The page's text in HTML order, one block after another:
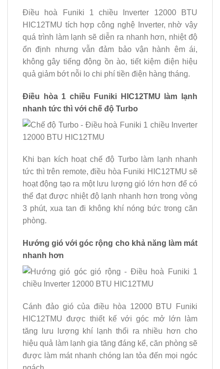
Điều hoà Funiki 1 chiều Inverter 12000 BTU
HIC12TMU tích hợp công nghệ Inverter, nhờ vậy
quá trình làm lạnh sẽ diễn ra nhanh hơn, nhiệt độ
ổn định nhưng vẫn đảm bảo vận hành êm ái,
không gây tiếng động ồn ào, tiết kiệm điện hiệu
quả giảm bớt nỗi lo chi phí tiền điện hàng tháng.
Điều hòa 1 chiều Funiki HIC12TMU làm lạnh
nhanh tức thì với chế độ Turbo
Khi bạn kích hoạt chế độ Turbo làm lạnh nhanh
tức thì trên remote, điều hòa Funiki HIC12TMU sẽ
hoạt động tạo ra một lưu lượng gió lớn hơn để có
thể đạt được nhiệt độ lạnh nhanh hơn trong vòng
3 phút, xua tan đi không khí nóng bức trong căn
phòng.
Hướng gió với góc rộng cho khả năng làm mát
nhanh hơn
Cánh đảo gió của điều hòa 12000 BTU Funiki
HIC12TMU được thiết kế với góc mở lớn làm
tăng lưu lượng khí lạnh thổi ra nhiều hơn cho
hiệu quả làm lạnh gia tăng đáng kể, căn phòng sẽ
được làm mát nhanh chóng lan tỏa đến mọi ngóc